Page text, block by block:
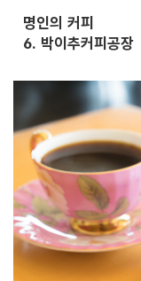
명인의 커피
6. 박이추커피공장